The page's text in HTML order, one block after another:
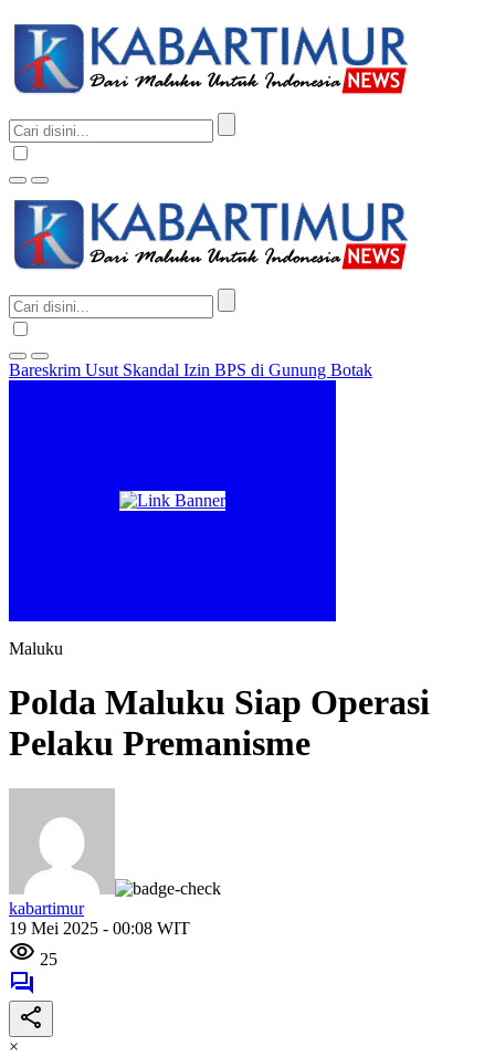
Bareskrim Usut Skandal Izin BPS di Gunung Botak
Maluku
Polda Maluku Siap Operasi
Pelaku Premanisme
kabartimur
19 Mei 2025 - 00:08 WIT
25
×